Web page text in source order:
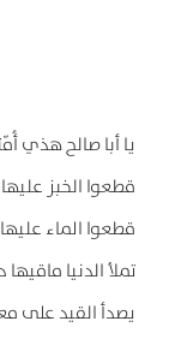
يا أبا صالح هذي
قطعوا الخبز
قطعوا الماء
تملأ الدنيا ماقيها
يصدأ القيد على